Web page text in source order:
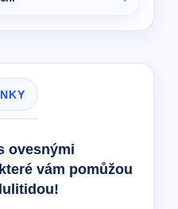
ovesnými
vám pomůžou